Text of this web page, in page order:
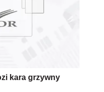
kara grzywny